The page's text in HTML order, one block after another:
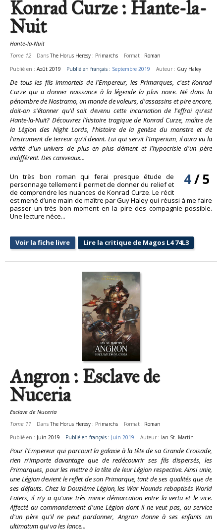
Konrad Curze : Hante-la-
Nuit
Hante-la-Nuit
Tome 12
DansThe Horus Heresy : Primarchs Format : Roman
Publié en : Août 2019 Publié en français : Septembre 2019 Auteur : Guy Haley
De tous les fils immortels de l'Empereur, les Primarques, c'est Konrad
Curze qui a donner naissance à la légende la plus noire. Né dans la
pénombre de Nostramo, un monde de voleurs, d'assassins et pire encore,
doit-on s'étonner qu'il soit devenu cette incarnation de l'effroi qu'est
Hante-la-Nuit? Découvrez l'histoire tragique de Konrad Curze, maître de
la Légion des Night Lords, l'histoire de la genèse du monstre et de
l'instrument de terreur qu'il devint. Lui qui servit l'Imperium, il aura vu la
vérité d'un univers de plus en plus dément et l'hypocrisie d'un père
indifférent. Des caniveaux...
4/5
Un très bon roman qui ferai presque étude de
personnage tellement il permet de donner du relief et
de comprendre les nuances de Konrad Curze. Le récit
est mené d’une main de maître par Guy Haley qui réussi à me faire
passer un très bon moment en la pire des compagnie possible.
Une lecture néce...
Voir la fiche livre Lire la critique de Magos L4 74L3
Angron : Esclave de
Nuceria
Esclave de Nuceria
Tome 11
DansThe Horus Heresy : Primarchs Format : Roman
Publié en : Juin 2019 Publié en français : Juin 2019 Auteur : Ian St. Martin
Pour l'Empereur qui parcourt la galaxie à la tête de sa Grande Croisade,
rien n'importe davantage que de redécouvrir ses fils dispersés, les
Primarques, pour les mettre à la tête de leur Légion respective. Ainsi unie,
une Légion devient le reflet de son Primarque, tant de ses qualités que de
ses défauts. Chez la Douzième Légion, les War Hounds rebaptisés World
Eaters, il n'y a qu'une très mince démarcation entre la vertu et le vice.
Affecté au commandement d'une Légion dont il ne veut pas, au service
d'un père qu'il ne peut pardonner, Angron donne à ses enfants un
ultimatum qui va les lance...